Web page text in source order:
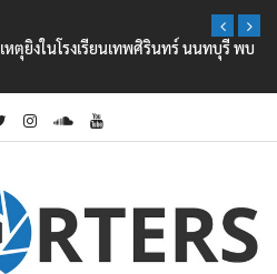
หตุยิงในโรงเรียนเทพศิรินทร์ นนทบุรี พบ